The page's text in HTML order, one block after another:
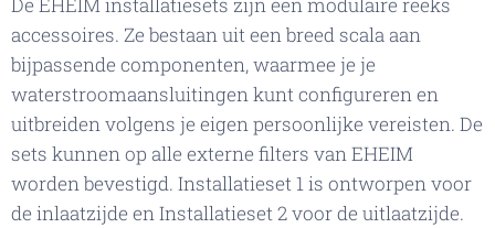
De EHEIM installatiesets zijn een modulaire reeks
accessoires. Ze bestaan uit een breed scala aan
bijpassende componenten, waarmee je je
waterstroomaansluitingen kunt configureren en
uitbreiden volgens je eigen persoonlijke vereisten. De
sets kunnen op alle externe filters van EHEIM
worden bevestigd. Installatieset 1 is ontworpen voor
de inlaatzijde en Installatieset 2 voor de uitlaatzijde.